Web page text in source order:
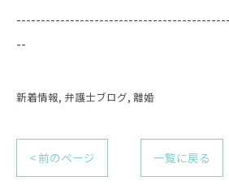
--
新着情報 弁護士ブログ 離婚
< 前のページ 一覧に戻る